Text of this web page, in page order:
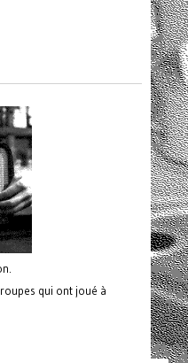
qui ont joué à